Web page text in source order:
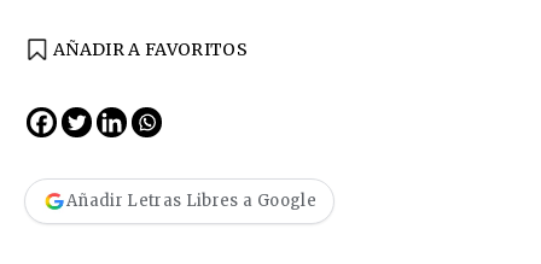
AÑADIR A FAVORITOS
Añadir Letras Libres a Google